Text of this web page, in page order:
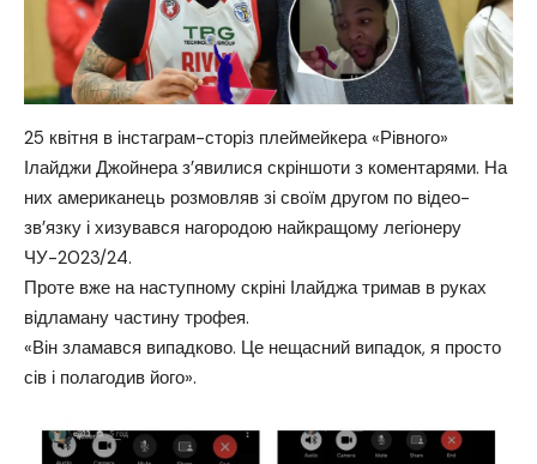
25 квітня в інстаграм-сторіз плеймейкера «Рівного»
Ілайджи Джойнера з’явилися скріншоти з коментарями. На
них американець розмовляв зі своїм другом по відео-
зв’язку і хизувався нагородою найкращому легіонеру
ЧУ-2023/24.
Проте вже на наступному скріні Ілайджа тримав в руках
відламану частину трофея.
«Він зламався випадково. Це нещасний випадок, я просто
сів і полагодив його».